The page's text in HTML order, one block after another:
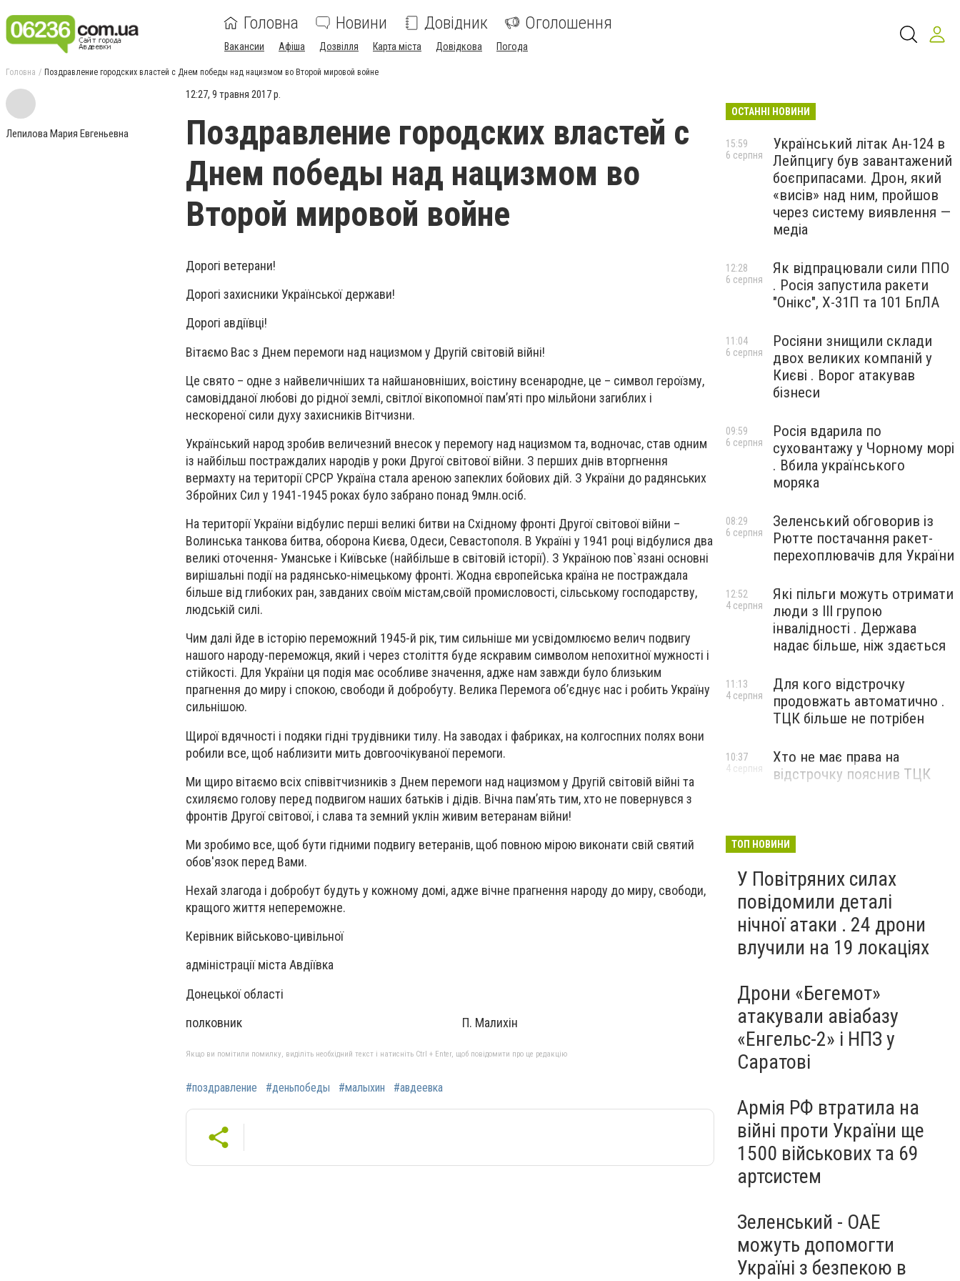
Головна Новини Довідник Оголошення
Вакансии Афіша Дозвілля Карта міста Довідкова Погода
Головна Поздравление городских властей с Днем победы над нацизмом во Второй мировой войне
Лепилова Мария Евгеньевна
12:27, 9 травня 2017 р.
Поздравление городских властей с
Днем победы над нацизмом во
Второй мировой войне
Дорогі ветерани!
Дорогі захисники Української держави!
Дорогі авдіївці!
Вітаємо Вас з Днем перемоги над нацизмом у Другій світовій війні!
Це свято – одне з найвеличніших та найшановніших, воістину всенародне, це – символ героїзму,
самовідданої любові до рідної землі, світлої вікопомної пам’яті про мільйони загиблих і
нескореної сили духу захисників Вітчизни.
Український народ зробив величезний внесок у перемогу над нацизмом та, водночас, став одним
із найбільш постраждалих народів у роки Другої світової війни. З перших днів вторгнення
вермахту на території СРСР Україна стала ареною запеклих бойових дій. З України до радянських
Збройних Сил у 1941-1945 роках було забрано понад 9млн.осіб.
На території України відбулис перші великі битви на Східному фронті Другої світової війни –
Волинська танкова битва, оборона Києва, Одеси, Севастополя. В Україні у 1941 році відбулися два
великі оточення- Уманське і Київське (найбільше в світовій історії). З Україною пов`язані основні
вирішальні події на радянсько-німецькому фронті. Жодна європейська країна не постраждала
більше від глибоких ран, завданих своїм містам,своїй промисловості, сільському господарству,
людській силі.
Чим далі йде в історію переможний 1945-й рік, тим сильніше ми усвідомлюємо велич подвигу
нашого народу-переможця, який і через століття буде яскравим символом непохитної мужності і
стійкості. Для України ця подія має особливе значення, адже нам завжди було близьким
прагнення до миру і спокою, свободи й добробуту. Велика Перемога об’єднує нас і робить Україну
сильнішою.
Щирої вдячності і подяки гідні трудівники тилу. На заводах і фабриках, на колгоспних полях вони
робили все, щоб наблизити мить довгоочікуваної перемоги.
Ми щиро вітаємо всіх співвітчизників з Днем перемоги над нацизмом у Другій світовій війні та
схиляємо голову перед подвигом наших батьків і дідів. Вічна пам’ять тим, хто не повернувся з
фронтів Другої світової, і слава та земний уклін живим ветеранам війни!
Ми зробимо все, щоб бути гідними подвигу ветеранів, щоб повною мірою виконати свій святий
обов'язок перед Вами.
Нехай злагода і добробут будуть у кожному домі, адже вічне прагнення народу до миру, свободи,
кращого життя непереможне.
Керівник військово-цивільної
адміністрації міста Авдіївка
Донецької області
полковник П. Малихін
Якщо ви помітили помилку, виділіть необхідний текст і натисніть Ctrl + Enter, щоб повідомити про це редакцію
#поздравление #деньпобеды #малыхин #авдеевка
ОСТАННІ НОВИНИ
Український літак Ан-124 в
Лейпцигу був завантажений
боєприпасами. Дрон, який
«висів» над ним, пройшов
через систему виявлення —
медіа
15:59
6 серпня
Як відпрацювали сили ППО
. Росія запустила ракети
"Онікс", Х-31П та 101 БпЛА
12:28
6 серпня
Росіяни знищили склади
двох великих компаній у
Києві . Ворог атакував
бізнеси
11:04
6 серпня
Росія вдарила по
суховантажу у Чорному морі
. Вбила українського
моряка
09:59
6 серпня
Зеленський обговорив із
Рютте постачання ракет-
перехоплювачів для України
08:29
6 серпня
Які пільги можуть отримати
люди з III групою
інвалідності . Держава
надає більше, ніж здається
12:52
4 серпня
Для кого відстрочку
продовжать автоматично .
ТЦК більше не потрібен
11:13
4 серпня
Хто не має права на
відстрочку пояснив ТЦК
10:37
4 серпня
ТОП НОВИНИ
У Повітряних силах
повідомили деталі
нічної атаки . 24 дрони
влучили на 19 локаціях
Дрони «Бегемот»
атакували авіабазу
«Енгельс-2» і НПЗ у
Саратові
Армія РФ втратила на
війні проти України ще
1500 військових та 69
артсистем
Зеленський - ОАЕ
можуть допомогти
Україні з безпекою в